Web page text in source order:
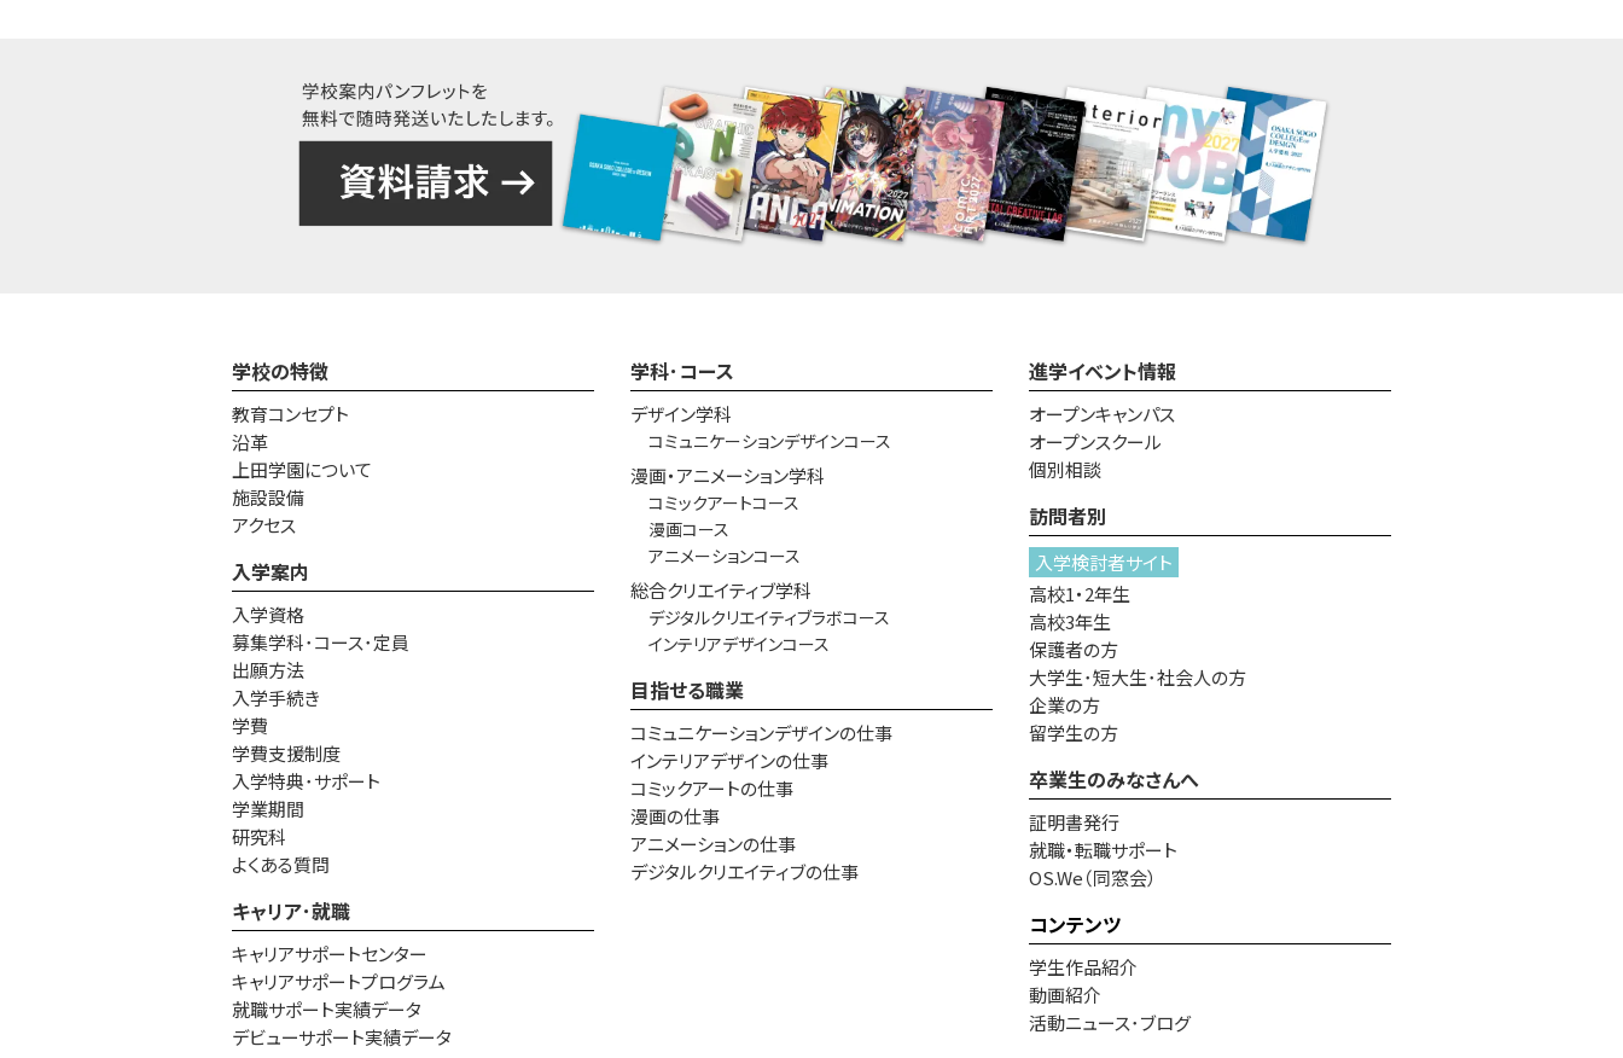
学校の特徴
教育コンセプト
沿革
上田学園について
施設設備
アクセス
入学案内
入学資格
募集学科･コース･定員
出願方法
入学手続き
学費
学費支援制度
入学特典･サポート
学業期間
研究科
よくある質問
キャリア･就職
キャリアサポートセンター
キャリアサポートプログラム
就職サポート実績データ
デビューサポート実績データ
学科･コース
デザイン学科
コミュニケーションデザインコース
漫画・アニメーション学科
コミックアートコース
漫画コース
アニメーションコース
総合クリエイティブ学科
デジタルクリエイティブラボコース
インテリアデザインコース
目指せる職業
コミュニケーションデザインの仕事
インテリアデザインの仕事
コミックアートの仕事
漫画の仕事
アニメーションの仕事
デジタルクリエイティブの仕事
進学イベント情報
オープンキャンパス
オープンスクール
個別相談
訪問者別
入学検討者サイト
高校1・2年生
高校3年生
保護者の方
大学生･短大生･社会人の方
企業の方
留学生の方
卒業生のみなさんへ
証明書発行
就職・転職サポート
OS.We（同窓会）
コンテンツ
学生作品紹介
動画紹介
活動ニュース･ブログ